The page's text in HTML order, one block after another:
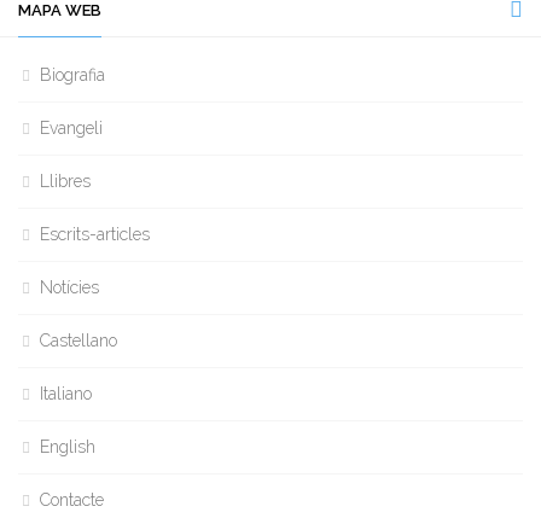
MAPA WEB
Biografia
Evangeli
Llibres
Escrits-articles
Notícies
Castellano
Italiano
English
Contacte